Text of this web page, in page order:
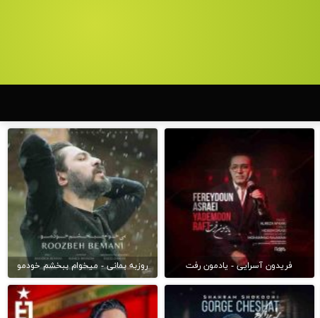
فریدون آسرایی - یادمون رفت روزبه بمانی - میخوام ببخشم خودمو